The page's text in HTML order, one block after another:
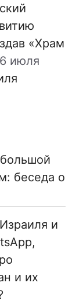
«Храм
июля
беседа о
и
и их